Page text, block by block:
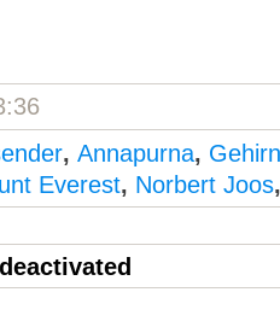
, Annapurna,
Everest, Norbert Joos